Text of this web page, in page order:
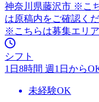
神奈川県藤沢市 ※こ
は原稿内をご確認く
※こちらは募集エリ
シフト
1日8時間 週1日から
未経験OK